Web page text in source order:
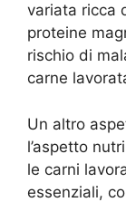
variata ricca
proteine
rischio di
carne
Un altro
l’aspetto
le carni
essenziali,